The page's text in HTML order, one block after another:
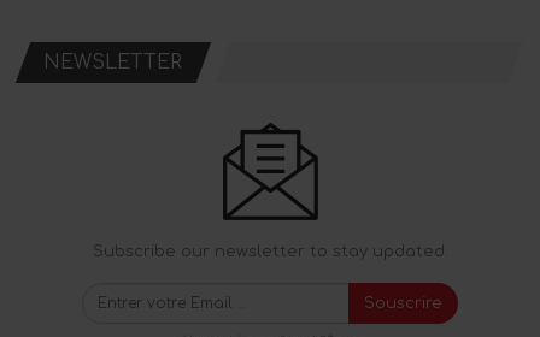
NEWSLETTER
Subscribe our newsletter to stay updated.
Souscrire